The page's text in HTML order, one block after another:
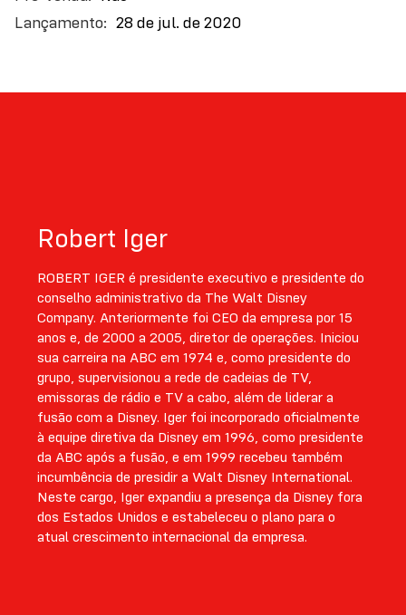
28 de jul. de 2020
Robert Iger
ROBERT IGER é presidente executivo e presidente do
conselho administrativo da The Walt Disney
Company. Anteriormente foi CEO da empresa por 15
anos e, de 2000 a 2005, diretor de operações. Iniciou
sua carreira na ABC em 1974 e, como presidente do
grupo, supervisionou a rede de cadeias de TV,
emissoras de rádio e TV a cabo, além de liderar a
fusão com a Disney. Iger foi incorporado oficialmente
à equipe diretiva da Disney em 1996, como presidente
da ABC após a fusão, e em 1999 recebeu também
incumbência de presidir a Walt Disney International.
Neste cargo, Iger expandiu a presença da Disney fora
dos Estados Unidos e estabeleceu o plano para o
atual crescimento internacional da empresa.